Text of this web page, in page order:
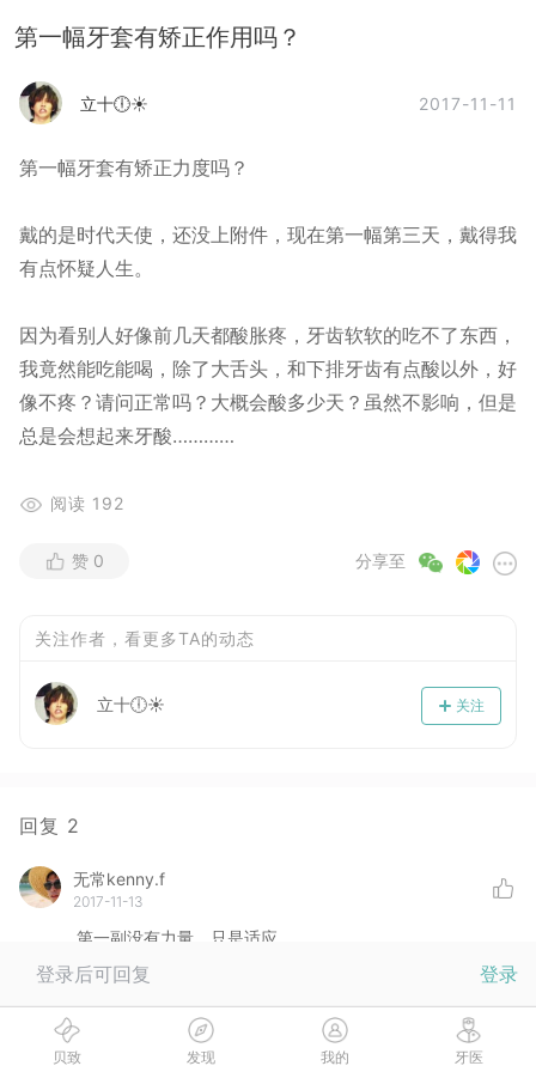
第一幅牙套有矫正作用吗？
立十🕕☀ 2017-11-11
第一幅牙套有矫正力度吗？
戴的是时代天使，还没上附件，现在第一幅第三天，戴得我
有点怀疑人生。
因为看别人好像前几天都酸胀疼，牙齿软软的吃不了东西，
我竟然能吃能喝，除了大舌头，和下排牙齿有点酸以外，好
像不疼？请问正常吗？大概会酸多少天？虽然不影响，但是
总是会想起来牙酸…………
阅读 192
分享至
赞 0
关注作者，看更多TA的动态
关注
立十🕕☀
回复 2
无常kenny.f
2017-11-13
第一副没有力量，只是适应
宋芳
2017-11-11
为了让初戴隐形牙套的人更好的适应隐形牙套，时代天使的
登录后可回复 登录
贝致 发现 我的 牙医